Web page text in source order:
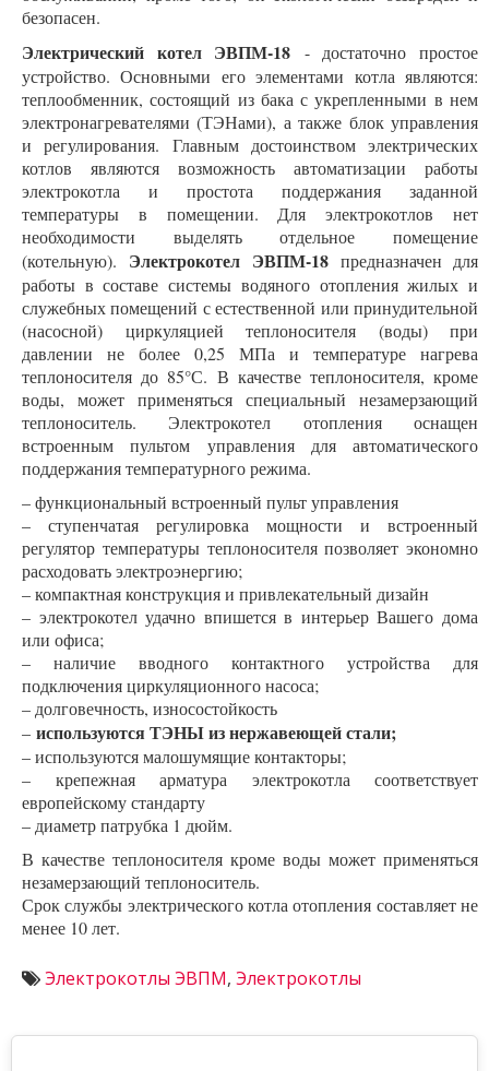
безопасен.
Электрический котел ЭВПМ-18 - достаточно простое
устройство. Основными его элементами котла являются:
теплообменник, состоящий из бака с укрепленными в нем
электронагревателями (ТЭНами), а также блок управления
и регулирования. Главным достоинством электрических
котлов являются возможность автоматизации работы
электрокотла и простота поддержания заданной
температуры в помещении. Для электрокотлов нет
необходимости выделять отдельное помещение
(котельную). Электрокотел ЭВПМ-18 предназначен для
работы в составе системы водяного отопления жилых и
служебных помещений с естественной или принудительной
(насосной) циркуляцией теплоносителя (воды) при
давлении не более 0,25 МПа и температуре нагрева
теплоносителя до 85°С. В качестве теплоносителя, кроме
воды, может применяться специальный незамерзающий
теплоноситель. Электрокотел отопления оснащен
встроенным пультом управления для автоматического
поддержания температурного режима.
– функциональный встроенный пульт управления
– ступенчатая регулировка мощности и встроенный
регулятор температуры теплоносителя позволяет экономно
расходовать электроэнергию;
– компактная конструкция и привлекательный дизайн
– электрокотел удачно впишется в интерьер Вашего дома
или офиса;
– наличие вводного контактного устройства для
подключения циркуляционного насоса;
– долговечность, износостойкость
– используются ТЭНЫ из нержавеющей стали;
– используются малошумящие контакторы;
– крепежная арматура электрокотла соответствует
европейскому стандарту
– диаметр патрубка 1 дюйм.
В качестве теплоносителя кроме воды может применяться
незамерзающий теплоноситель.
Срок службы электрического котла отопления составляет не
менее 10 лет.
Электрокотлы ЭВПМ, Электрокотлы